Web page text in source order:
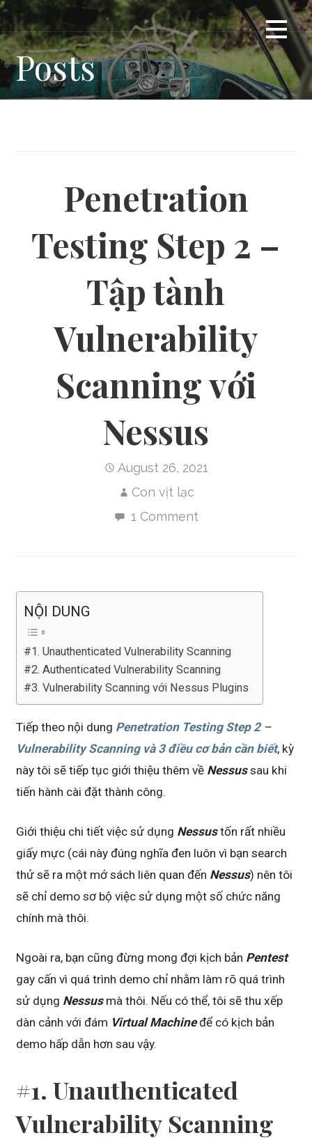
Skip
to
content
DUMMYTIP
Giải ngố cho gà mờ
Posts
Penetration
Testing Step 2 –
Tập tành
Vulnerability
Scanning với
Nessus
August 26, 2021
Con vịt lạc
1 Comment
NỘI DUNG
#1. Unauthenticated Vulnerability Scanning
#2. Authenticated Vulnerability Scanning
#3. Vulnerability Scanning với Nessus Plugins
Tiếp theo nội dung Penetration Testing Step 2 –
Vulnerability Scanning và 3 điều cơ bản cần biết, kỳ
này tôi sẽ tiếp tục giới thiệu thêm về Nessussau khi
tiến hành cài đặt thành công.
Giới thiệu chi tiết việc sử dụng Nessustốn rất nhiều
giấy mực (cái này đúng nghĩa đen luôn vì bạn search
thử sẽ ra một mớ sách liên quan đến Nessus) nên tôi
sẽ chỉ demo sơ bộ việc sử dụng một số chức năng
chính mà thôi.
Ngoài ra, bạn cũng đừng mong đợi kịch bản Pentest
gay cấn vì quá trình demo chỉ nhằm làm rõ quá trình
sử dụng Nessusmà thôi. Nếu có thể, tôi sẽ thu xếp
dàn cảnh với đám Virtual Machineđể có kịch bản
demo hấp dẫn hơn sau vậy.
#1. Unauthenticated
Vulnerability Scanning